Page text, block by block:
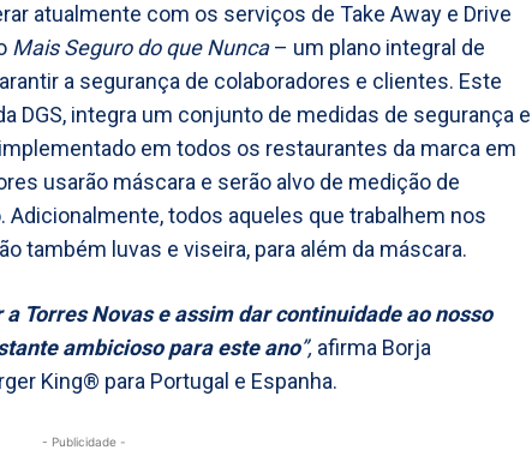
atualmente com os serviços de Take Away e Drive
Mais Seguro do que Nunca– um plano integral de
a segurança de colaboradores e clientes. Este
DGS, integra um conjunto de medidas de segurança e
em todos os restaurantes da marca em
usarão máscara e serão alvo de medição de
todos aqueles que trabalhem nos
também luvas e viseira, para além da máscara.
Torres Novas e assim dar continuidade ao nosso
ambicioso para este ano”, afirma Borja
King® para Portugal e Espanha.
- Publicidade -